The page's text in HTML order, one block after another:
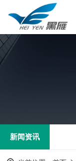
新闻资讯